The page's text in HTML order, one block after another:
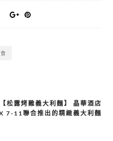
【松露烤雞義大利麵】 晶華酒店
7-11聯合推出的精緻義大利麵